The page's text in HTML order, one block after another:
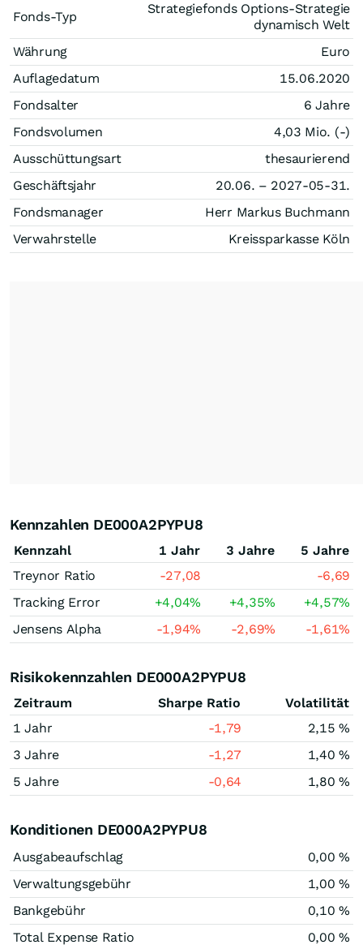
Fonds-Typ
Strategiefonds Options-Strategie
dynamisch Welt
Währung
Euro
Auflagedatum
15.06.2020
Fondsalter
6 Jahre
Fondsvolumen
4,03 Mio. (-)
Ausschüttungsart
thesaurierend
Geschäftsjahr
20.06. – 2027-05-31.
Fondsmanager
Herr Markus Buchmann
Verwahrstelle
Kreissparkasse Köln
Kennzahlen DE000A2PYPU8
Kennzahl 1 Jahr 3 Jahre
5 Jahre
Treynor Ratio
-27,08
-6,69
Tracking Error
+4,04% +4,35% +4,57%
Jensens Alpha
-1,94% -2,69% -1,61%
Risikokennzahlen DE000A2PYPU8
Zeitraum Sharpe Ratio
Volatilität
1 Jahr
-1,79
2,15 %
3 Jahre
-1,27
1,40 %
5 Jahre
-0,64 1,80 %
Konditionen DE000A2PYPU8
Ausgabeaufschlag
0,00 %
Verwaltungsgebühr
1,00 %
Bankgebühr
0,10 %
Total Expense Ratio
0,00 %